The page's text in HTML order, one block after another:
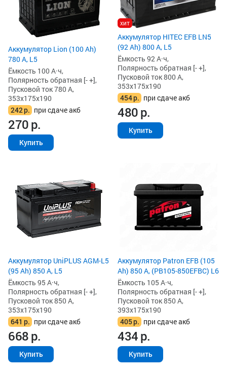
Аккумулятор Lion (100 Ah)
780 А, L5
Ёмкость 100 А·ч,
Полярность обратная [- +],
Пусковой ток 780 А,
353x175x190
242р. при сдаче акб
270р.
Купить
хит
Аккумулятор HITEC EFB LN5
(92 Ah) 800 А, L5
Ёмкость 92 А·ч,
Полярность обратная [- +],
Пусковой ток 800 А,
353x175x190
454р. при сдаче акб
480р.
Купить
Аккумулятор UniPLUS AGM-L5
(95 Ah) 850 А, L5
Ёмкость 95 А·ч,
Полярность обратная [- +],
Пусковой ток 850 А,
353x175x190
641 р. при сдаче акб
668р.
Купить
Аккумулятор Patron EFB (105
Ah) 850 А, (PB105-850EFBC) L6
Ёмкость 105 А·ч,
Полярность обратная [- +],
Пусковой ток 850 А,
393x175x190
405р. при сдаче акб
434р.
Купить